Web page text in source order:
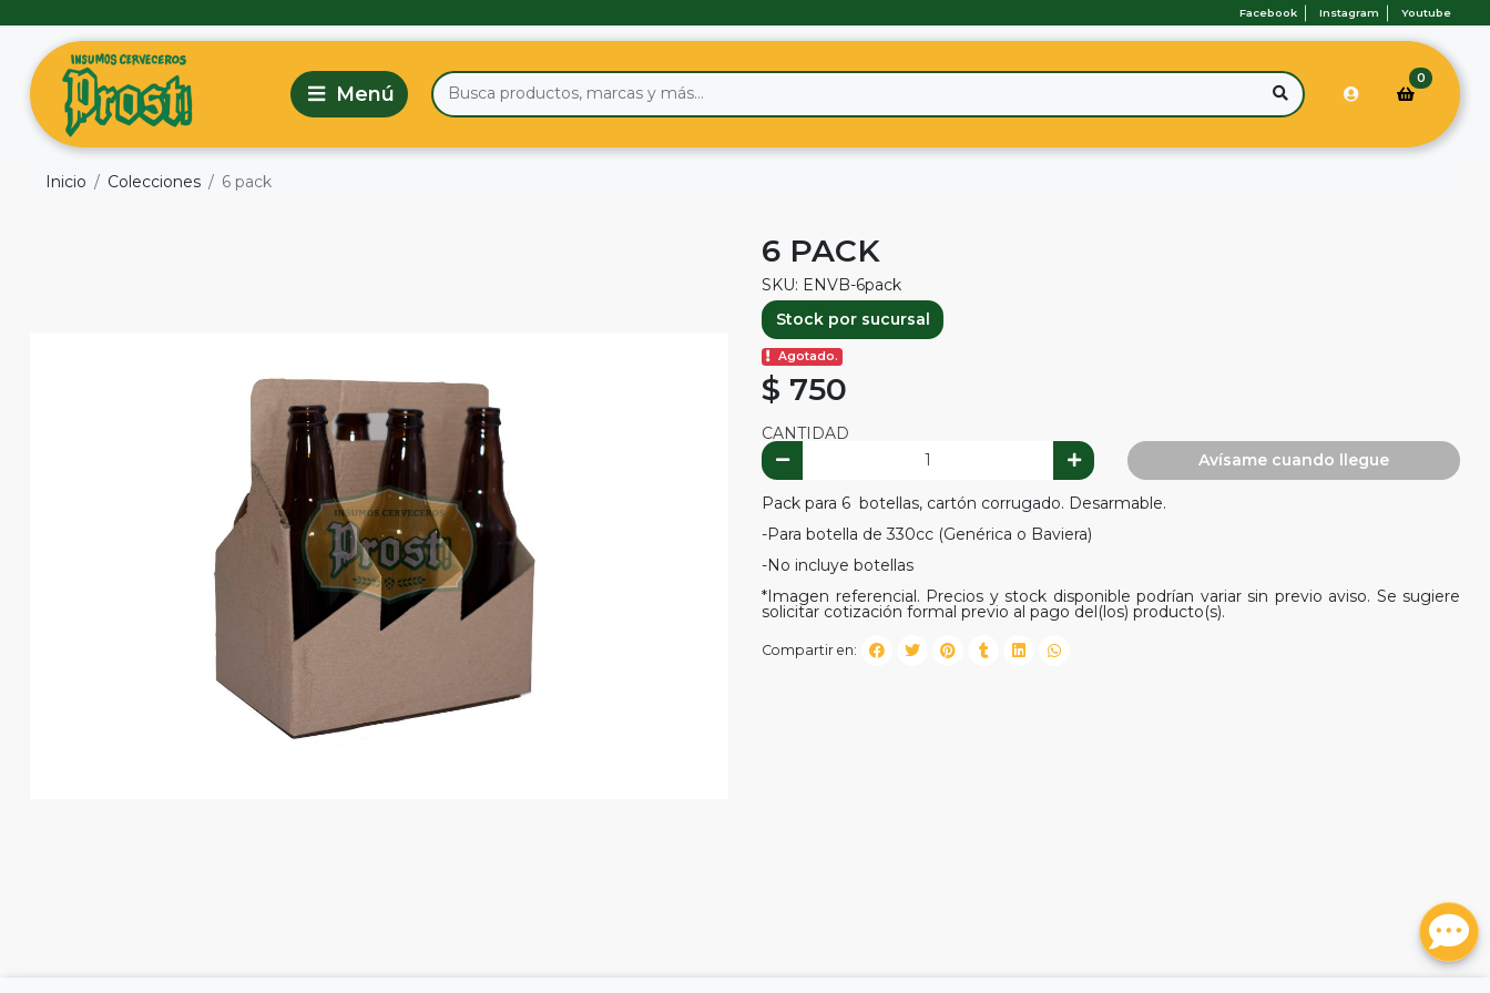
Facebook Instagram Youtube
0
Inicio Colecciones 6 pack
6 PACK
SKU: ENVB-6pack
Stock por sucursal
Agotado.
$ 750
CANTIDAD
Avísame cuando llegue
Pack para 6 botellas, cartón corrugado. Desarmable.
-Para botella de 330cc (Genérica o Baviera)
-No incluye botellas
*Imagen referencial. Precios y stock disponible podrían variar sin previo aviso. Se sugiere
solicitar cotización formal previo al pago del(los) producto(s).
Compartir en: